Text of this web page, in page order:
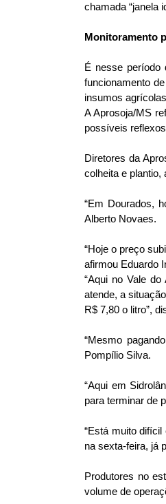
chamada “janela
Monitoramento
É nesse período
funcionamento
insumos
A Aprosoja/MS
possíveis
Diretores da
colheita e plantio,
“Em Dourados,
Alberto Novaes.
“Hoje o preço
afirmou Eduardo
“Aqui no Vale
atende, a
R$ 7,80 o litro”,
“Mesmo
Pompílio Silva.
“Aqui em
para terminar de
“Está muito
na sexta-feira, já
Produtores no
volume de